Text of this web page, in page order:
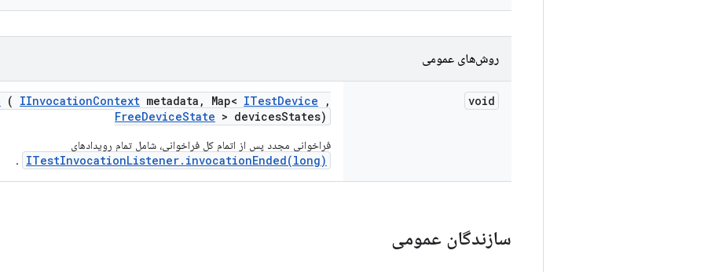
روش‌های عمومی
void
( IInvocationContext metadata , Map< ITestDevice
,
FreeDeviceState > devicesStates)
فراخوانی مجدد پس از اتمام کل فراخوانی، شامل تمام رویدادهای
ITestInvocationListener.invocationEnded(long)
.
سازندگان عمومی